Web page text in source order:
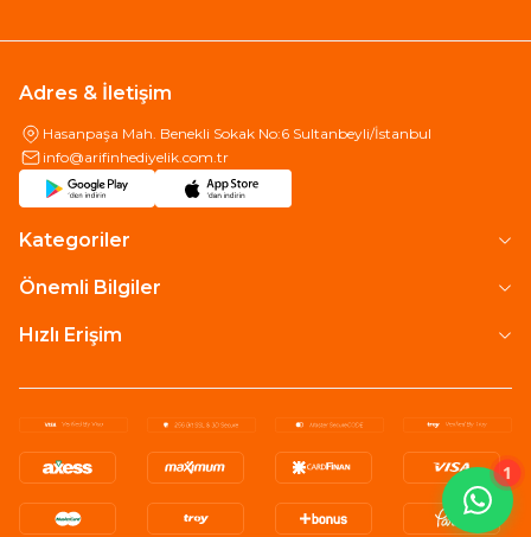
1
Adres & İletişim
Hasanpaşa Mah. Benekli Sokak No:6 Sultanbeyli/İstanbul
info@arifinhediyelik.com.tr
Kategoriler
Önemli Bilgiler
Hızlı Erişim